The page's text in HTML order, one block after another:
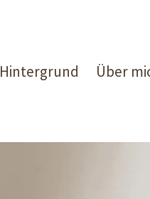
Hintergrund Über